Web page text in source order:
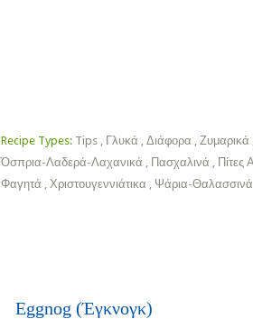
Recipe Types: Tips , Γλυκά , Διάφορα , Ζυμαρικά
Όσπρια-Λαδερά-Λαχανικά , Πασχαλινά , Πίτες
Φαγητά , Χριστουγεννιάτικα , Ψάρια-Θαλασσινά
Eggnog (Έγκνογκ)